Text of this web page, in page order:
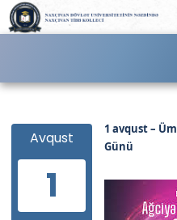
Avqust
1
1 avqust –
Günü